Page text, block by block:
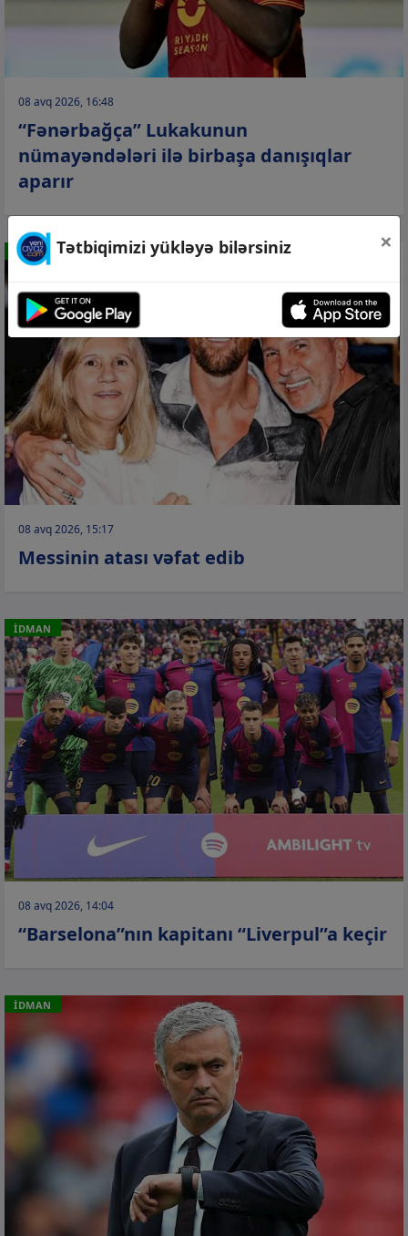
08 avq 2026, 16:48
“Fənərbağça” Lukakunun
nümayəndələri ilə birbaşa danışıqlar
aparır
İDMAN
08 avq 2026, 15:17
Messinin atası vəfat edib
İDMAN
08 avq 2026, 14:04
“Barselona”nın kapitanı “Liverpul”a keçir
İDMAN
Tətbiqimizi yükləyə bilərsiniz ×